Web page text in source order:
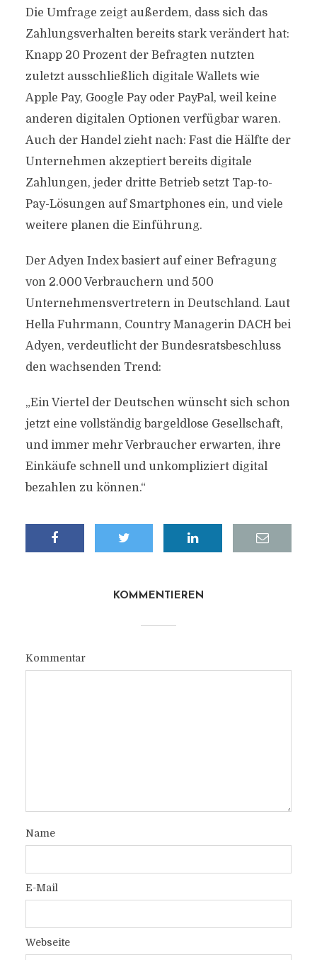
Die Umfrage zeigt außerdem, dass sich das
Zahlungsverhalten bereits stark verändert hat:
Knapp 20 Prozent der Befragten nutzten
zuletzt ausschließlich digitale Wallets wie
Apple Pay, Google Pay oder PayPal, weil keine
anderen digitalen Optionen verfügbar waren.
Auch der Handel zieht nach: Fast die Hälfte der
Unternehmen akzeptiert bereits digitale
Zahlungen, jeder dritte Betrieb setzt Tap-to-
Pay-Lösungen auf Smartphones ein, und viele
weitere planen die Einführung.
Der Adyen Index basiert auf einer Befragung
von 2.000 Verbrauchern und 500
Unternehmensvertretern in Deutschland. Laut
Hella Fuhrmann, Country Managerin DACH bei
Adyen, verdeutlicht der Bundesratsbeschluss
den wachsenden Trend:
„Ein Viertel der Deutschen wünscht sich schon
jetzt eine vollständig bargeldlose Gesellschaft,
und immer mehr Verbraucher erwarten, ihre
Einkäufe schnell und unkompliziert digital
bezahlen zu können.“
KOMMENTIEREN
Kommentar
Name
E-Mail
Webseite